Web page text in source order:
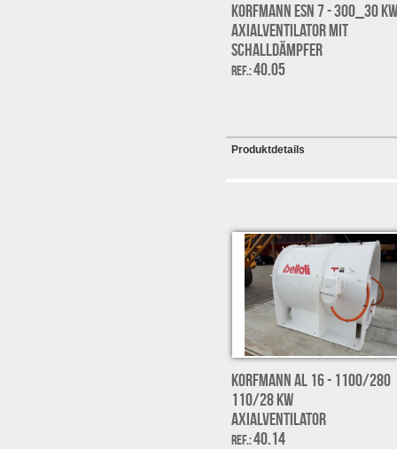
Korfmann ESN 7 - 300_30 kW
Axialventilator mit
Schalldämpfer
Ref.:40.05
Produktdetails
Korfmann AL 16 - 1100/280
110/28 kW
Axialventilator
Ref.:40.14